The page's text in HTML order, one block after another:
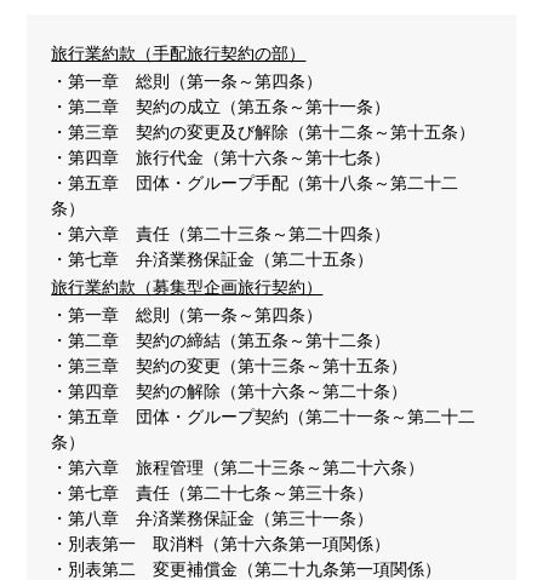
旅行業約款（手配旅行契約の部）
第一章 総則（第一条～第四条）
第二章 契約の成立（第五条～第十一条）
第三章 契約の変更及び解除（第十二条～第十五条）
第四章 旅行代金（第十六条～第十七条）
第五章 団体・グループ手配（第十八条～第二十二
条）
第六章 責任（第二十三条～第二十四条）
第七章 弁済業務保証金（第二十五条）
旅行業約款（募集型企画旅行契約）
第一章 総則（第一条～第四条）
第二章 契約の締結（第五条～第十二条）
第三章 契約の変更（第十三条～第十五条）
第四章 契約の解除（第十六条～第二十条）
第五章 団体・グループ契約（第二十一条～第二十二
条）
第六章 旅程管理（第二十三条～第二十六条）
第七章 責任（第二十七条～第三十条）
第八章 弁済業務保証金（第三十一条）
別表第一 取消料（第十六条第一項関係）
別表第二 変更補償金（第二十九条第一項関係）